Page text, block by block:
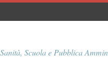
Scuola e Pubblica